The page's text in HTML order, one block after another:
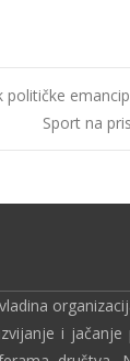
Sport na
i jačanje